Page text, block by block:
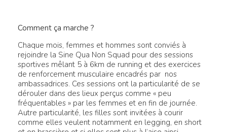
Comment ça marche ?
Chaque mois, femmes et hommes sont conviés à
rejoindre la Sine Qua Non Squad pour des sessions
sportives mêlant 5 à 6km de running et des exercices
de renforcement musculaire encadrés par nos
ambassadrices. Ces sessions ont la particularité de se
dérouler dans des lieux perçus comme « peu
fréquentables » par les femmes et en fin de journée.
Autre particularité, les filles sont invitées à courir
comme elles veulent notamment en legging, en short